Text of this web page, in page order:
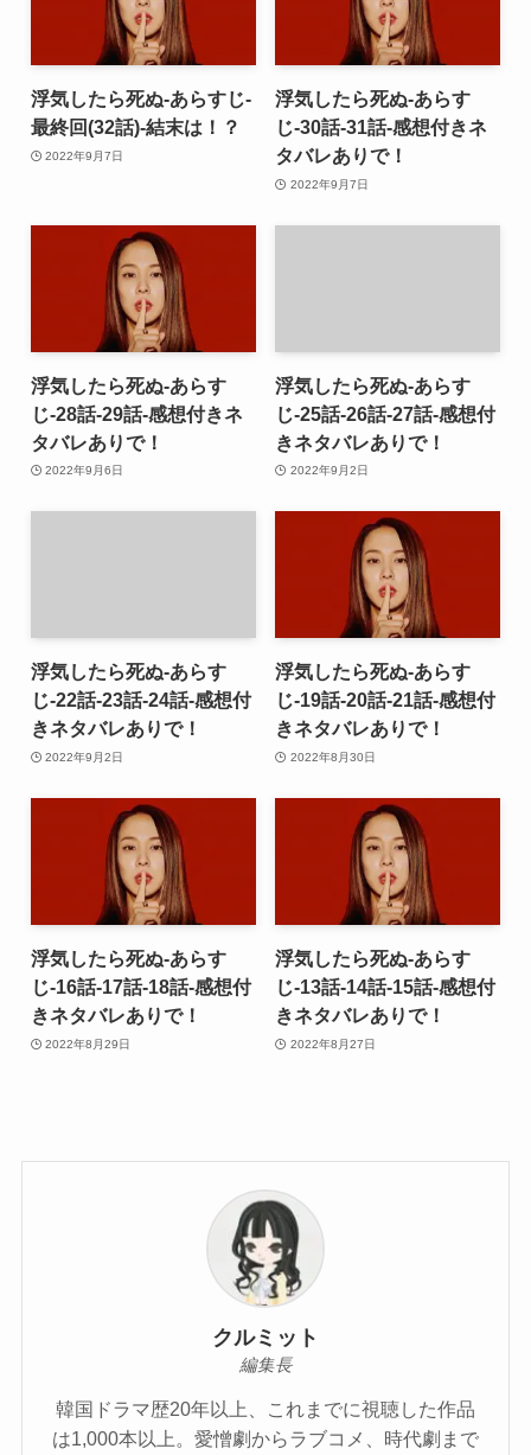
浮気したら死ぬ-あらすじ-
最終回(32話)-結末は！？
2022年9月7日
浮気したら死ぬ-あらす
じ-30話-31話-感想付きネ
タバレありで！
2022年9月7日
浮気したら死ぬ-あらす
じ-28話-29話-感想付きネ
タバレありで！
2022年9月6日
浮気したら死ぬ-あらす
じ-25話-26話-27話-感想付
きネタバレありで！
2022年9月2日
浮気したら死ぬ-あらす
じ-22話-23話-24話-感想付
きネタバレありで！
2022年9月2日
浮気したら死ぬ-あらす
じ-19話-20話-21話-感想付
きネタバレありで！
2022年8月30日
浮気したら死ぬ-あらす
じ-16話-17話-18話-感想付
きネタバレありで！
2022年8月29日
浮気したら死ぬ-あらす
じ-13話-14話-15話-感想付
きネタバレありで！
2022年8月27日
クルミット
編集長
韓国ドラマ歴20年以上、これまでに視聴した作品
は1,000本以上。愛憎劇からラブコメ、時代劇まで